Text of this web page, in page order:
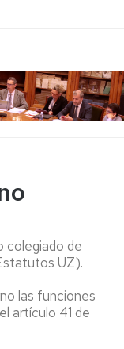
colegiado de
UZ).
las funciones
artículo 41 de